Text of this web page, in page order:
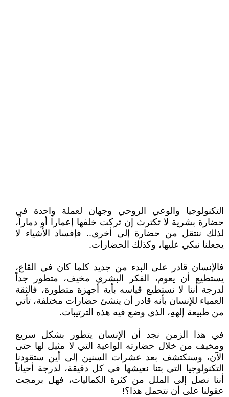
التكنولوجيا والوعي الروحي وجهان لعملة واحدة في
حضارة بشرية لا تكترث إن تركت خلفها إعماراً أو دماراً،
لذلك ننتقل من حضارة إلى أخرى.. فإفساد الأشياء لا
يجعلنا نبكي عليها، وكذلك الحضارات.
فالإنسان قادر على البدء من جديد كلما كان في القاع،
يستطيع أن يعوم، الفكر البشري مخيف، متطور جداً
لدرجة أننا لا نستطيع قياسه بأية أجهزة متطورة، فالثقة
العمياء للإنسان بأنه قادر أن ينشئ حضارات مختلفة، تأتي
من طبيعة إلههِ، الذي وضع فيه هذه الترتيبات.
في هذا الزمن نجد أن الإنسان يتطور بشكل سريع
ومخيف من خلال حضارته الواعية التي لا مثيل لها حتى
الآن، وسنكتشف بعد عشرات السنين إلى أين ستقودنا
التكنولوجيا التي بتنا نعيشها في كل دقيقة، لدرجة أحياناً
أننا نصل إلى الملل من كثرة الكماليات، فهل برمجت
عقولنا على أن نتحمل هذا؟!